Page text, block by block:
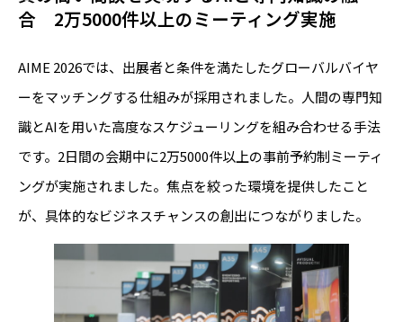
合 2万5000件以上のミーティング実施
AIME 2026では、出展者と条件を満たしたグローバルバイヤ
ーをマッチングする仕組みが採用されました。人間の専門知
識とAIを用いた高度なスケジューリングを組み合わせる手法
です。2日間の会期中に2万5000件以上の事前予約制ミーティ
ングが実施されました。焦点を絞った環境を提供したこと
が、具体的なビジネスチャンスの創出につながりました。